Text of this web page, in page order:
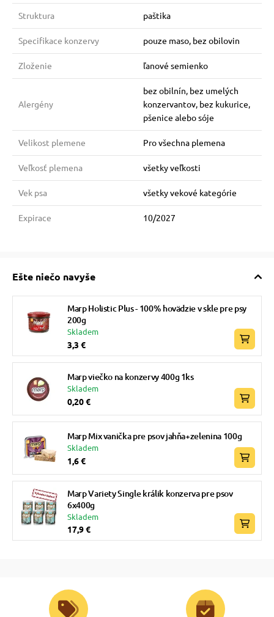
Struktura paštika
Specifikace konzervy pouze maso, bez obilovin
Zloženie ľanové semienko
Alergény
bez obilnín, bez umelých
konzervantov, bez kukurice,
pšenice alebo sóje
Velikost plemene Pro všechna plemena
Veľkosť plemena všetky veľkosti
Vek psa všetky vekové kategórie
Expirace 10/2027
Ešte niečo navyše
Marp Holistic Plus - 100% hovädzie v skle pre psy
200g
Skladem
3,3 €
Marp viečko na konzervy 400g 1ks
Skladem
0,20 €
Marp Mix vanička pre psov jahňa+zelenina 100g
Skladem
1,6 €
Marp Variety Single králik konzerva pre psov
6x400g
Skladem
17,9 €